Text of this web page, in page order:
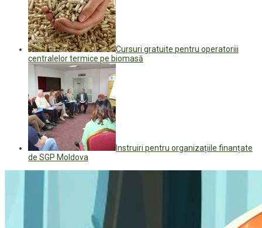
Cursuri gratuite pentru operatoriii
centralelor termice pe biomasă
Instruiri pentru organizațiile finanțate
de SGP Moldova